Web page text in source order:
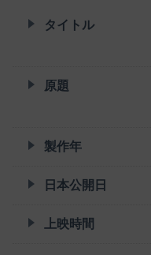
タイトル
原題
製作年
日本公開日
上映時間